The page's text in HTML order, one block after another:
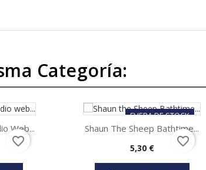
Categoría:
Web...
favorite_border
FUERA DE STOCK
Vista rápida
Shaun The Sheep Bathtime...
Precio
5,30 € favorite_border